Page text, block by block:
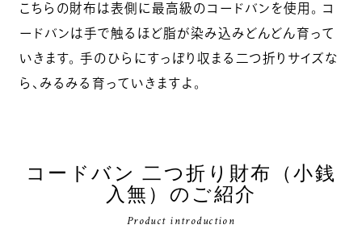
こちらの財布は表側に最高級のコードバンを使用。 コ
ードバンは手で触るほど脂が染み込みどんどん育って
いきます。 手のひらにすっぽり収まる二つ折りサイズな
ら、みるみる育っていきますよ。
コードバン 二つ折り財布（小銭
入無）のご紹介
Product introduction